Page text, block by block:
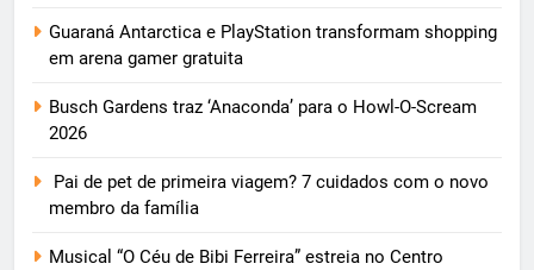
Guaraná Antarctica e PlayStation transformam shopping
em arena gamer gratuita
Busch Gardens traz ‘Anaconda’ para o Howl-O-Scream
2026
Pai de pet de primeira viagem? 7 cuidados com o novo
membro da família
Musical “O Céu de Bibi Ferreira” estreia no Centro